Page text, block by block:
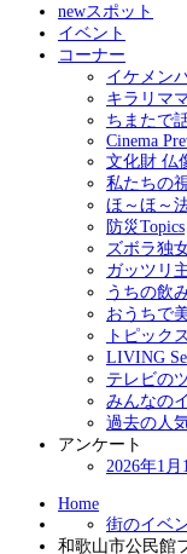
newスポット
イベント
コーナー
イケメン
キラリマ
ちまたで
Cinema
文化財 仏
私たちの
ほ～ほ～
防災Topics
ズボラ独
ガッツリ
うちの飲
おうちで
トピックス
LIVING
テレビの
みんなの
過去の人
アンケート
2026年1
Home
街のイベ
和歌山市公民館